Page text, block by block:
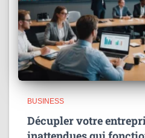
BUSINESS
Décupler votre